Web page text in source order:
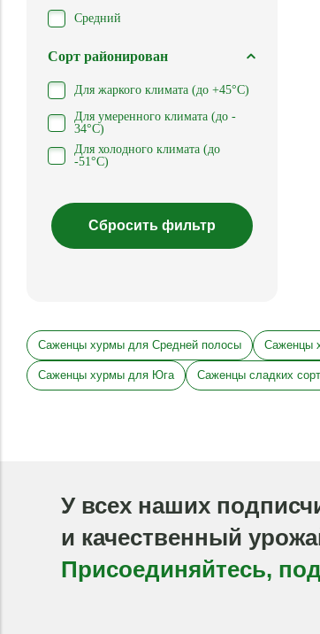
Средний
Сорт районирован
Для жаркого климата (до +45°С)
Для умеренного климата (до -
34°С)
Для холодного климата (до
-51°С)
Саженцы хурмы для Средней полосы Саженцы
Саженцы хурмы для Юга Саженцы сладких
У всех наших
и качественный
Присоединяйтесь,